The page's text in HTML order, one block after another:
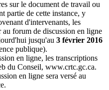
sur le document de travail ou
partie de cette instance, y
d'intervenants, les
forum de discussion en ligne
jusqu'au 3 février 2016
publique).
en ligne, les transcriptions
du Conseil, www.crtc.gc.ca.
en ligne sera versé au